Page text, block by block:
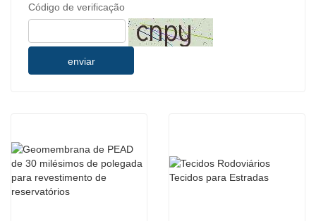
Código de verificação
enviar